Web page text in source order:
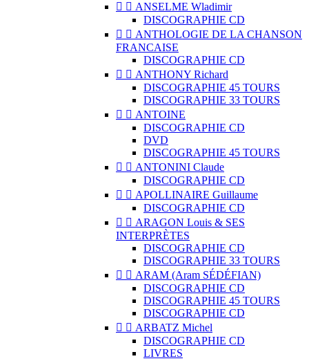
  ANSELME Wladimir
DISCOGRAPHIE CD
  ANTHOLOGIE DE LA CHANSON
FRANCAISE
DISCOGRAPHIE CD
  ANTHONY Richard
DISCOGRAPHIE 45 TOURS
DISCOGRAPHIE 33 TOURS
  ANTOINE
DISCOGRAPHIE CD
DVD
DISCOGRAPHIE 45 TOURS
  ANTONINI Claude
DISCOGRAPHIE CD
  APOLLINAIRE Guillaume
DISCOGRAPHIE CD
  ARAGON Louis & SES
INTERPRÈTES
DISCOGRAPHIE CD
DISCOGRAPHIE 33 TOURS
  ARAM (Aram SÉDÉFIAN)
DISCOGRAPHIE CD
DISCOGRAPHIE 45 TOURS
DISCOGRAPHIE CD
  ARBATZ Michel
DISCOGRAPHIE CD
LIVRES